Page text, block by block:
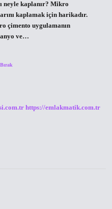
neyle kaplanır? Mikro
kaplamak için harikadır.
çimento uygulamanın
ve…
https://emlakmatik.com.tr